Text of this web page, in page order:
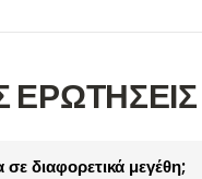
ΕΡΩΤΗΣΕΙΣ
διαφορετικά μεγέθη;